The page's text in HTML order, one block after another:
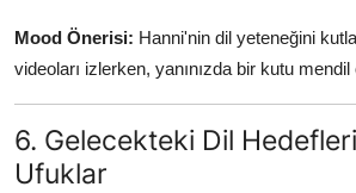
Mood Önerisi: Hanni'nin dil yeteneğini
videoları izlerken, yanınızda bir kutu mendil
6. Gelecekteki Dil
Ufuklar